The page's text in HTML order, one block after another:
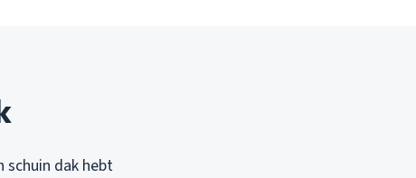
schuin dak hebt